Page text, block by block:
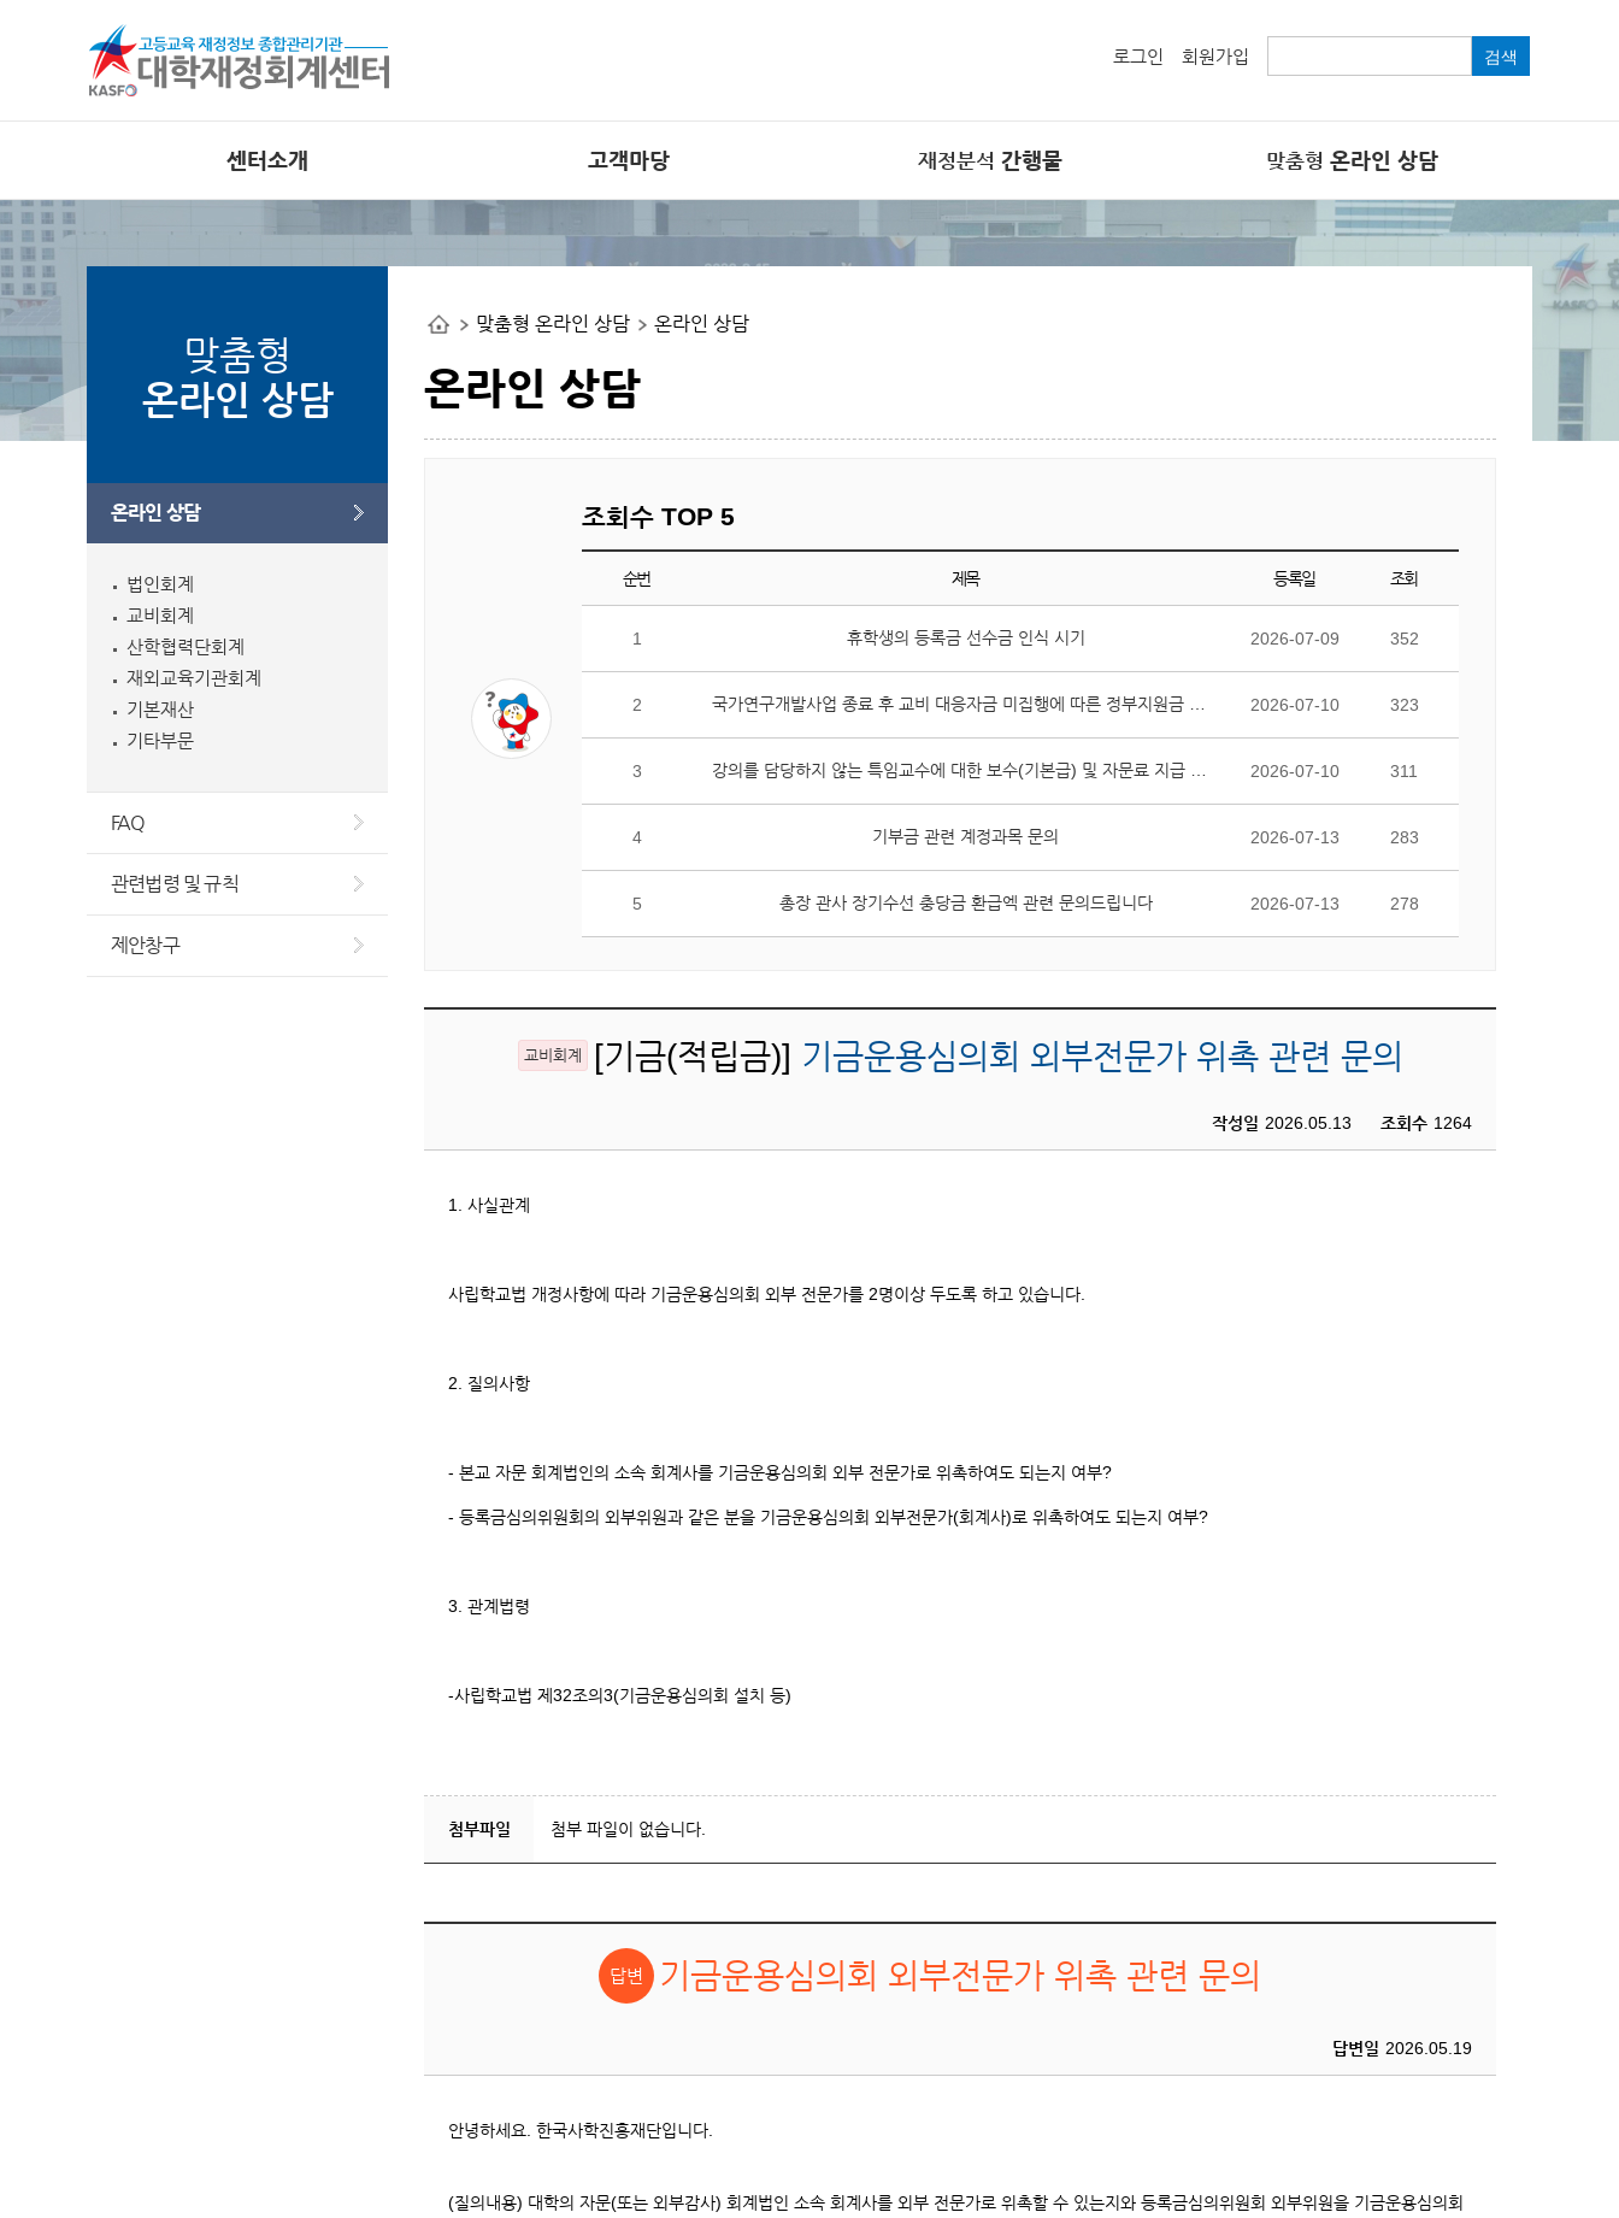
로그인 회원가입 검색
센터소개
비전
부서별 사업안내
오시는길
고객마당
공지사항
외부 대학재정
사업관련 자료
재정분석 간행물
재정분석 간행물
간행물 다운로드 게시판
맞춤형 온라인 상담
온라인 상담
FAQ
맞춤형
온라인 상담
온라인 상담
법인회계
교비회계
산학협력단회계
재외교육기관회계
기본재산
기타부문
FAQ
관련법령 및 규칙
제안창구
맞춤형 온라인 상담 온라인 상담
온라인 상담
조회수 TOP 5
판
개
니
목,
회
순번 제목 등록일 조회
1 휴학생의 등록금 선수금 인식 시기 2026-07-09 352
2 2026-07-10 323
3 2026-07-10 311
4 기부금 관련 계정과목 문의 2026-07-13 283
5 총장 관사 장기수선 충당금 환급엑 관련 문의드립니다 2026-07-13 278
교비회계 [기금(적립금)] 기금운용심의회 외부전문가 위촉 관련 문의
작성일 2026.05.13 조회수 1264
1. 사실관계
사립학교법 개정사항에 따라 기금운용심의회 외부 전문가를 2명이상 두도록 하고 있습니다.
2. 질의사항
- 본교 자문 회계법인의 소속 회계사를 기금운용심의회 외부 전문가로 위촉하여도 되는지 여부?
- 등록금심의위원회의 외부위원과 같은 분을 기금운용심의회 외부전문가(회계사)로 위촉하여도 되는지 여부?
3. 관계법령
-사립학교법 제32조의3(기금운용심의회 설치 등)
첨부파일 첨부 파일이 없습니다.
기금운용심의회 외부전문가 위촉 관련 문의
답변일 2026.05.19
안녕하세요. 한국사학진흥재단입니다.
(질의내용) 대학의 자문(또는 외부감사) 회계법인 소속 회계사를 외부 전문가로 위촉할 수 있는지와 등록금심의위원회 외부위원을 기금운용심의회